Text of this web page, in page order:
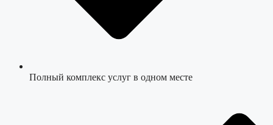
Полный комплекс услуг в одном месте